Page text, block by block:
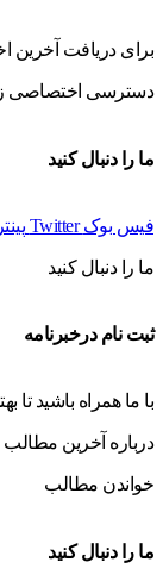
برای دریافت آخرین
دسترسی اختصاصی
ما را دنبال کنید
فیس بوک Twitter
ما را دنبال کنید
ثبت نام درخبرنامه
با ما همراه باشید تا
درباره آخرین مطالب
خواندن مطالب
ما را دنبال کنید